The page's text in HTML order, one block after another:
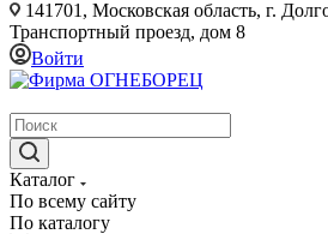
141701, Московская область, г.
Транспортный проезд, дом 8
Войти
Каталог
По всему сайту
По каталогу